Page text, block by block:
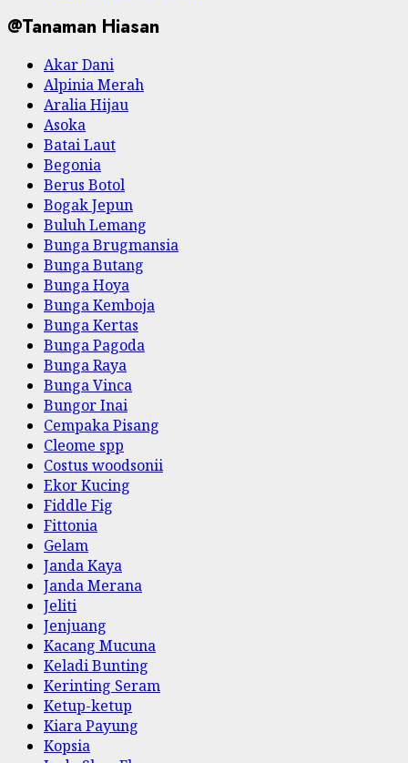
@Tanaman Hiasan
Akar Dani
Alpinia Merah
Aralia Hijau
Asoka
Batai Laut
Begonia
Berus Botol
Bogak Jepun
Buluh Lemang
Bunga Brugmansia
Bunga Butang
Bunga Hoya
Bunga Kemboja
Bunga Kertas
Bunga Pagoda
Bunga Raya
Bunga Vinca
Bungor Inai
Cempaka Pisang
Cleome spp
Costus woodsonii
Ekor Kucing
Fiddle Fig
Fittonia
Gelam
Janda Kaya
Janda Merana
Jeliti
Jenjuang
Kacang Mucuna
Keladi Bunting
Kerinting Seram
Ketup-ketup
Kiara Payung
Kopsia